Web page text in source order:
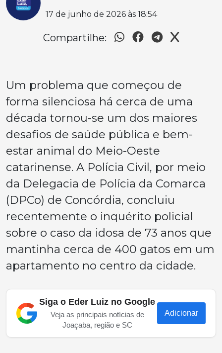
17 de junho de 2026 às 18:54
Compartilhe:
Um problema que começou de
forma silenciosa há cerca de uma
década tornou-se um dos maiores
desafios de saúde pública e bem-
estar animal do Meio-Oeste
catarinense. A Polícia Civil, por meio
da Delegacia de Polícia da Comarca
(DPCo) de Concórdia, concluiu
recentemente o inquérito policial
sobre o caso da idosa de 73 anos que
mantinha cerca de 400 gatos em um
apartamento no centro da cidade.
Siga o Eder Luiz no Google
Veja as principais notícias de
Joaçaba, região e SC
Adicionar